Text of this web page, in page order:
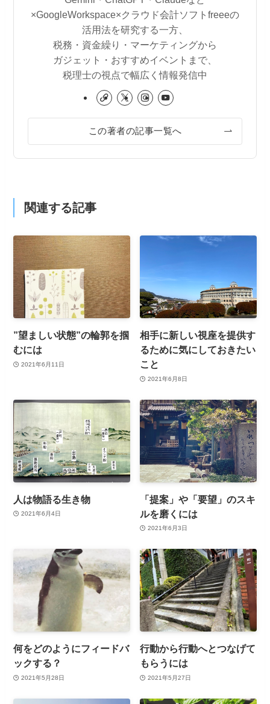
×GoogleWorkspace×クラウド会計ソフトfreeeの
活用法を研究する一方、
税務・資金繰り・マーケティングから
ガジェット・おすすめイベントまで、
税理士の視点で幅広く情報発信中
この著者の記事一覧へ
関連する記事
”望ましい状態”の輪郭を掴
むには
2021年6月11日
相手に新しい視座を提供す
るために気にしておきたい
こと
2021年6月8日
人は物語る生き物
2021年6月4日
「提案」や「要望」のスキ
ルを磨くには
2021年6月3日
何をどのようにフィードバ
ックする？
2021年5月28日
行動から行動へとつなげて
もらうには
2021年5月27日